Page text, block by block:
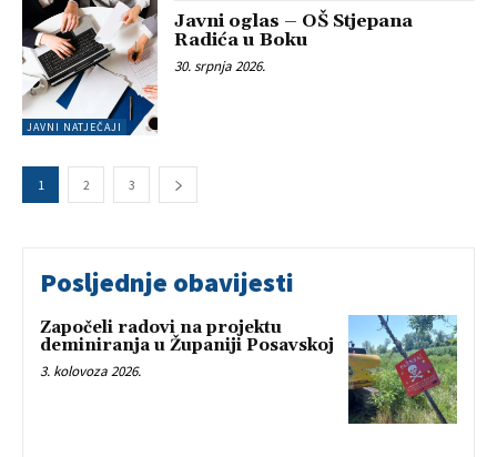
JAVNI NATJEČAJI
Javni oglas – OŠ Stjepana
Radića u Boku
30. srpnja 2026.
1 2 3
Posljednje obavijesti
Započeli radovi na projektu
deminiranja u Županiji Posavskoj
3. kolovoza 2026.